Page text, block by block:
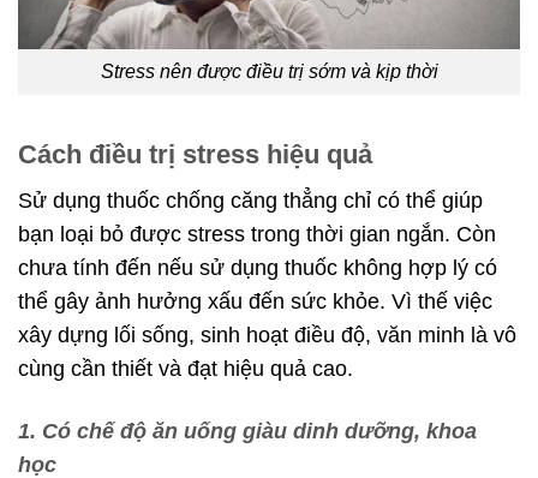
Stress nên được điều trị sớm và kịp thời
Cách điều trị stress hiệu quả
Sử dụng thuốc chống căng thẳng chỉ có thể giúp
bạn loại bỏ được stress trong thời gian ngắn. Còn
chưa tính đến nếu sử dụng thuốc không hợp lý có
thể gây ảnh hưởng xấu đến sức khỏe. Vì thế việc
xây dựng lối sống, sinh hoạt điều độ, văn minh là vô
cùng cần thiết và đạt hiệu quả cao.
1. Có chế độ ăn uống giàu dinh dưỡng, khoa
học